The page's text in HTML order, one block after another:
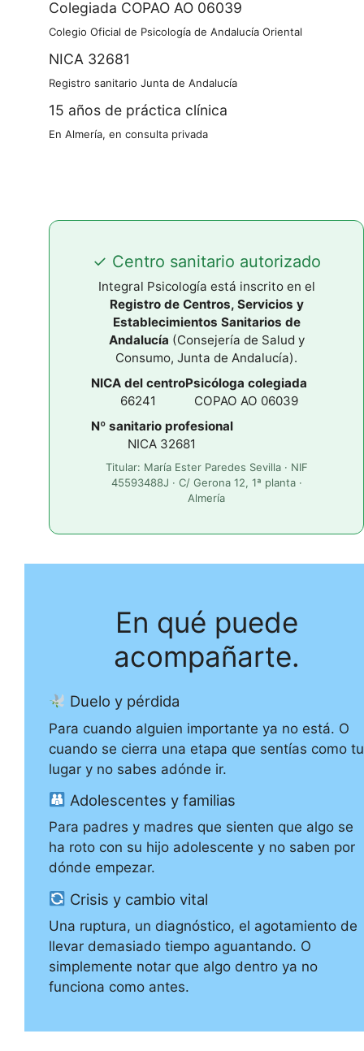
Colegiada COPAO AO 06039
Colegio Oficial de Psicología de Andalucía Oriental
NICA 32681
Registro sanitario Junta de Andalucía
15 años de práctica clínica
En Almería, en consulta privada
✓ Centro sanitario autorizado
Integral Psicología está inscrito en el
Registro de Centros, Servicios y
Establecimientos Sanitarios de
Andalucía (Consejería de Salud y
Consumo, Junta de Andalucía).
NICA del centro
66241
Psicóloga colegiada
COPAO AO 06039
Nº sanitario profesional
NICA 32681
Titular: María Ester Paredes Sevilla · NIF
45593488J · C/ Gerona 12, 1ª planta ·
Almería
En qué puede
acompañarte.
Duelo y pérdida
Para cuando alguien importante ya no está. O
cuando se cierra una etapa que sentías como tu
lugar y no sabes adónde ir.
Adolescentes y familias
Para padres y madres que sienten que algo se
ha roto con su hijo adolescente y no saben por
dónde empezar.
Crisis y cambio vital
Una ruptura, un diagnóstico, el agotamiento de
llevar demasiado tiempo aguantando. O
simplemente notar que algo dentro ya no
funciona como antes.